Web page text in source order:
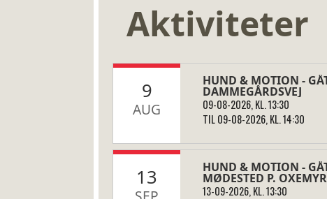
Aktiviteter
9
AUG
HUND & MOTION -
DAMMEGÅRDSVEJ
09-08-2026, KL. 13:30
TIL 09-08-2026, KL. 14:30
13 HUND & MOTION -
MØDESTED P.
13-09-2026, KL. 13:30